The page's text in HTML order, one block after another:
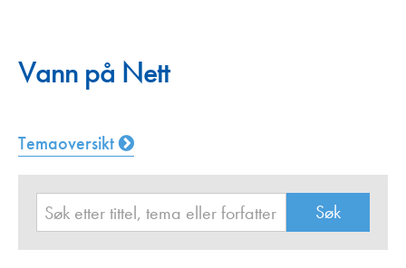
Vann på Nett
Temaoversikt